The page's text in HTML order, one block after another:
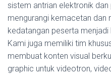
sistem antrian elektronik
mengurangi kemacetan dan
kedatangan peserta
Kami juga memiliki tim
membuat konten visual
graphic untuk videotron,